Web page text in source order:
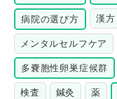
病院の選び方 漢方
メンタルセルフケア
多嚢胞性卵巣症候群
検査 鍼灸 薬